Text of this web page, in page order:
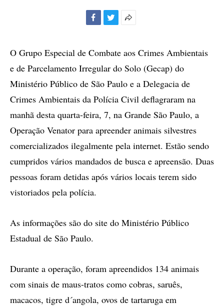
compartilhamento
O Grupo Especial de Combate aos Crimes Ambientais
e de Parcelamento Irregular do Solo (Gecap) do
Ministério Público de São Paulo e a Delegacia de
Crimes Ambientais da Polícia Civil deflagraram na
manhã desta quarta-feira, 7, na Grande São Paulo, a
Operação Venator para apreender animais silvestres
comercializados ilegalmente pela internet. Estão sendo
cumpridos vários mandados de busca e apreensão. Duas
pessoas foram detidas após vários locais terem sido
vistoriados pela polícia.
As informações são do site do Ministério Público
Estadual de São Paulo.
Durante a operação, foram apreendidos 134 animais
com sinais de maus-tratos como cobras, saruês,
macacos, tigre d´angola, ovos de tartaruga em